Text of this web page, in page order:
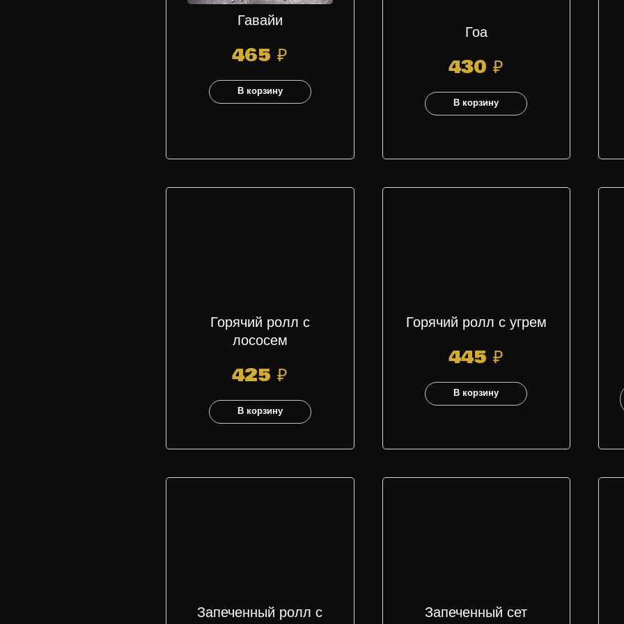
Гавайи
465₽
В корзину
Гоа
430₽
В корзину
Горячий ролл с
лососем
425₽
В корзину
Горячий ролл с угрем
445₽
В корзину
Запеченный ролл с
Запеченный сет